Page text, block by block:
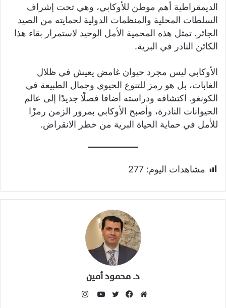
الديمقراطية أهم موطن للأوكابي، وهي تحت إشراف
السلطات المحلية والمنظمات الدولية لحمايته من الصيد
الجائر. تمثل هذه المحمية الأمل الوحيد لاستمرار بقاء هذا
الكائن النادر في البرية.
الأوكابي ليس مجرد حيوان غامض يعيش في ظلال
الغابات، بل هو رمز للتنوع الحيوي وجمال الطبيعة في
الكونغو. اكتشافه ودراسته أضافا فصلًا جديدًا إلى عالم
الحيوانات النادرة، وأصبح الأوكابي بمرور الزمن رمزًا
للأمل في حماية الحياة البرية من خطر الانقراض.
مشاهدات اليوم: 277
د. محمود أمين